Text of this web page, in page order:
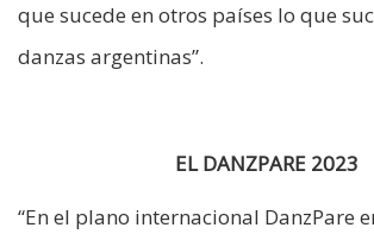
que sucede en otros países lo que
danzas argentinas”.
EL DANZPARE 2023
“En el plano internacional DanzPare